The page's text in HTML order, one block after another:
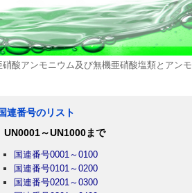
酸アンモニウム及び無機亜硝酸塩類とアンモ
連番号のリスト
UN0001～UN1000まで
国連番号0001～0100
国連番号0101～0200
国連番号0201～0300